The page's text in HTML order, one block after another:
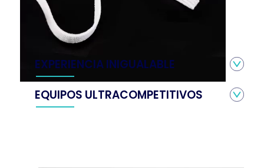
EXPERIENCIA INIGUALABLE
EQUIPOS ULTRACOMPETITIVOS